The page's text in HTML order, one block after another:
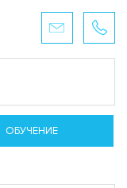
ОБУЧЕНИЕ